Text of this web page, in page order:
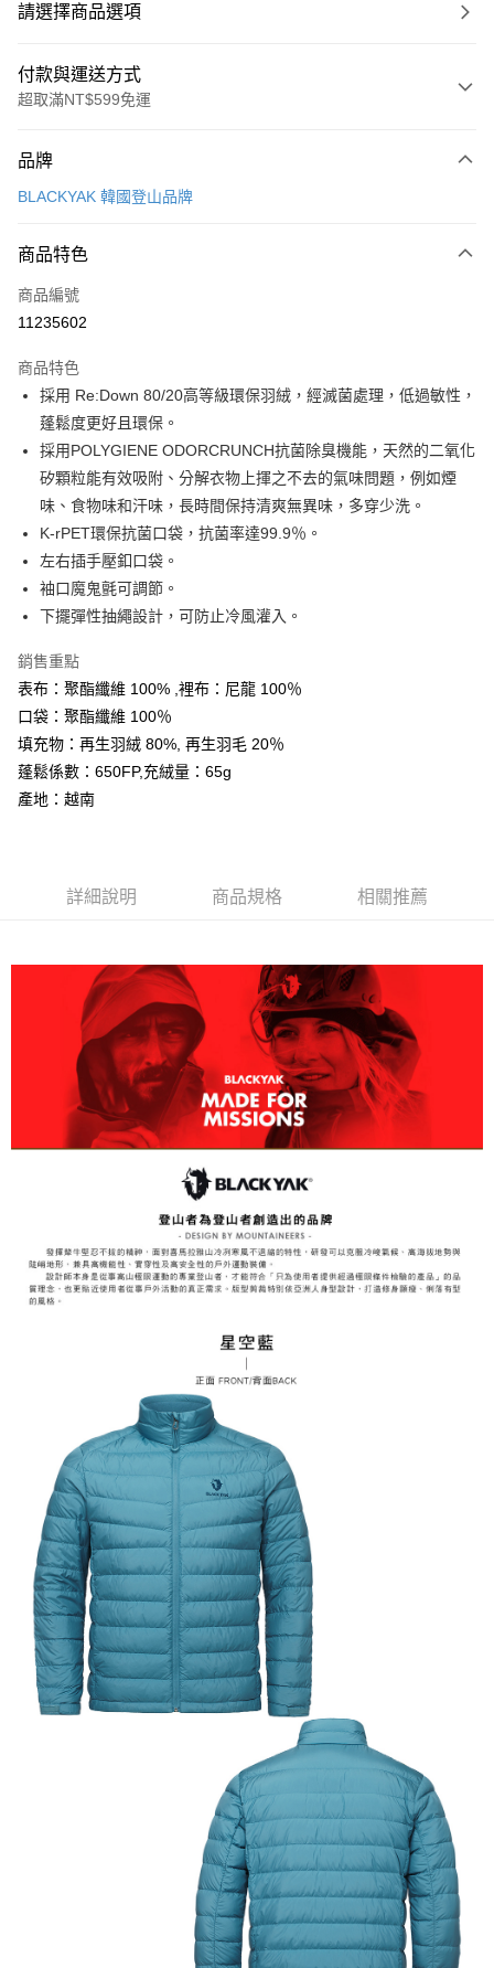
請選擇商品選項
付款與運送方式
超取滿NT$599免運
信用卡一次付款
LINE Pay
Apple Pay
悠遊付
Google Pay
全盈+PAY
AFTEE先享後付
相關說明
【關於「AFTEE先享後付」】
AFTEE先享後付是「在收到商品之後才付款」的支付方式。 讓您購物簡單
便利好安心！
１．簡單：不需註冊會員、不需綁卡、不需儲值。
３．安心：先確認商品／服務後，再付款。
【「AFTEE先享後付」結帳流程】
１．於結帳方式選擇「AFTEE先享後付」後，將跳轉至「AFTEE先享後付」
２．訂單成立數日內，您將收到繳費通知簡訊。
３．收到繳費通知簡訊後14天內，點擊此簡訊中的連結，可透過四大超商／
ATM／網路銀行／等多元方式進行付款，方視為交易完成。
※ 請注意：結帳手續完成當下不需立刻繳費，但若您需要取消訂單，請聯絡
是否繳費成功／繳費後需取消欲退款等相關疑問，請聯繫「AFTEE先享後付
客戶支援中心」
https://netprotections.freshdesk.com/support/home
１．透過由恩沛科技股份有限公司提供之「AFTEE先享後付」服務完成之交
易，需依本服務之必要範圍內提供個人資料，並將交易相關給付款項請求債
權轉讓予恩沛科技股份有限公司。
２．關於個人資料處理事宜，請瀏覽以下網址：
https://aftee.tw/terms/#terms3
３．未成年的使用者請事先徵得法定代理人或監護人之同意方可使用
「AFTEE先享後付」，若未經同意申辦者引起之損失，本公司不負相關責
４．使用「AFTEE先享後付」時，將依據個別帳號之用戶狀況，依本公司即
時審查核予不同之上限額度；若仍有額度不足之情形，本公司將視審查結果
５．嚴禁一人註冊多個帳號或使用他人資訊註冊。若發現惡意使用之情形，
ATM付款
運送方式
全家取貨付款
每筆NT$60，滿NT$599(含以上)免運費
付款後全家取貨
萊爾富取貨付款
每筆NT$60，滿NT$799(含以上)免運費
每筆NT$60，滿NT$799(含以上)免運費
付款後7-11取貨
每筆NT$60，滿NT$799(含以上)免運費
每筆NT$70，滿NT$799(含以上)免運費
品牌
BLACKYAK 韓國登山品牌
商品特色
商品編號
11235602
商品特色
採用 Re:Down 80/20高等級環保羽絨，經滅菌處理，低過敏性，
蓬鬆度更好且環保。
採用POLYGIENE ODORCRUNCH抗菌除臭機能，天然的二氧化
矽顆粒能有效吸附、分解衣物上揮之不去的氣味問題，例如煙
味、食物味和汗味，長時間保持清爽無異味，多穿少洗。
K-rPET環保抗菌口袋，抗菌率達99.9％。
左右插手壓釦口袋。
袖口魔鬼氈可調節。
下擺彈性抽繩設計，可防止冷風灌入。
銷售重點
表布：聚酯纖維 100% ,裡布：尼龍 100％
口袋：聚酯纖維 100％
填充物：再生羽絨 80%, 再生羽毛 20％
蓬鬆係數：650FP,充絨量：65g
產地：越南
詳細說明 商品規格 相關推薦